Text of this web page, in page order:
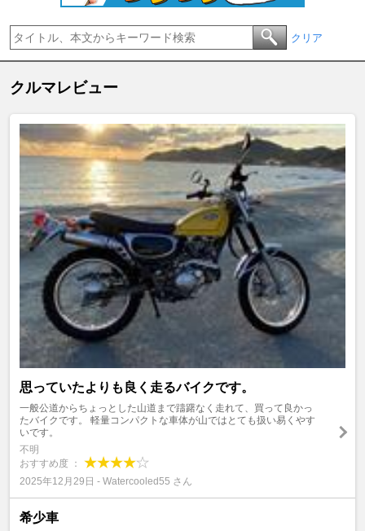
クリア
クルマレビュー
思っていたよりも良く走るバイクです。
一般公道からちょっとした山道まで躊躇なく走れて、買って良かっ
たバイクです。 軽量コンパクトな車体が山ではとても扱い易くやす
いです。
不明
おすすめ度 ：
2025年12月29日 - Watercooled55 さん
希少車